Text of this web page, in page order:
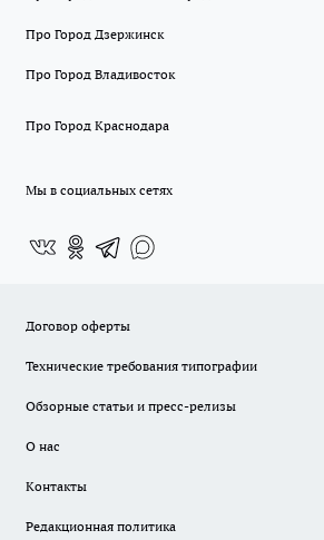
Про Город Дзержинск
Про Город Владивосток
Про Город Краснодара
Мы в социальных сетях
Договор оферты
Технические требования типографии
Обзорные статьи и пресс-релизы
О нас
Контакты
Редакционная политика